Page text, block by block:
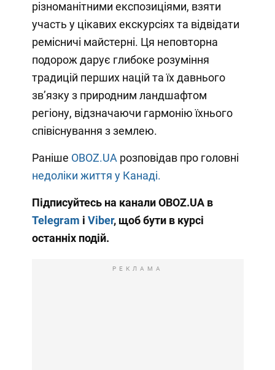
різноманітними експозиціями, взяти
участь у цікавих екскурсіях та відвідати
ремісничі майстерні. Ця неповторна
подорож дарує глибоке розуміння
традицій перших націй та їх давнього
зв’язку з природним ландшафтом
регіону, відзначаючи гармонію їхнього
співіснування з землею.
Раніше OBOZ.UA розповідав про головні
недоліки життя у Канаді.
Підписуйтесь на канали OBOZ.UA в
Telegram і Viber, щоб бути в курсі
останніх подій.
РЕКЛАМА